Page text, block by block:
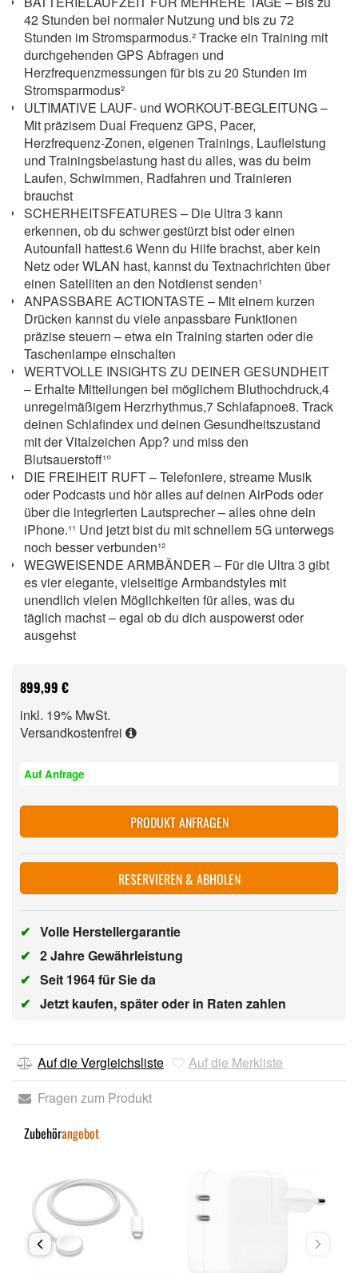
42 Stunden bei normaler Nutzung und bis zu 72
Stunden im Stromsparmodus.² Tracke ein Training mit
durchgehenden GPS Abfragen und
Herzfrequenzmessungen für bis zu 20 Stunden im
Stromsparmodus²
ULTIMATIVE LAUF- und WORKOUT-BEGLEITUNG –
Mit präzisem Dual Frequenz GPS, Pacer,
Herzfrequenz-Zonen, eigenen Trainings, Laufleistung
und Trainingsbelastung hast du alles, was du beim
Laufen, Schwimmen, Radfahren und Trainieren
brauchst
SCHERHEITSFEATURES – Die Ultra 3 kann
erkennen, ob du schwer gestürzt bist oder einen
Autounfall hattest.6 Wenn du Hilfe brachst, aber kein
Netz oder WLAN hast, kannst du Textnachrichten über
einen Satelliten an den Notdienst senden¹
ANPASSBARE ACTIONTASTE – Mit einem kurzen
Drücken kannst du viele anpassbare Funktionen
präzise steuern – etwa ein Training starten oder die
Taschenlampe einschalten
WERTVOLLE INSIGHTS ZU DEINER GESUNDHEIT
– Erhalte Mitteilungen bei möglichem Bluthochdruck,4
unregelmäßigem Herzrhythmus,7 Schlafapnoe8. Track
deinen Schlafindex und deinen Gesundheitszustand
mit der Vitalzeichen App? und miss den
Blutsauerstoff¹°
DIE FREIHEIT RUFT – Telefoniere, streame Musik
oder Podcasts und hör alles auf deinen AirPods oder
über die integrierten Lautsprecher – alles ohne dein
iPhone.¹¹ Und jetzt bist du mit schnellem 5G unterwegs
noch besser verbunden¹²
WEGWEISENDE ARMBÄNDER – Für die Ultra 3 gibt
es vier elegante, vielseitige Armbandstyles mit
unendlich vielen Möglichkeiten für alles, was du
täglich machst – egal ob du dich auspowerst oder
ausgehst
899,99 €
inkl. 19% MwSt.
Versandkostenfrei
Auf Anfrage
PRODUKT ANFRAGEN
RESERVIEREN & ABHOLEN
✔ Volle Herstellergarantie
✔ 2 Jahre Gewährleistung
✔ Seit 1964 für Sie da
✔ Jetzt kaufen, später oder in Raten zahlen
Auf die Vergleichsliste
Auf die Merkliste
Fragen zum Produkt
Zubehörangebot